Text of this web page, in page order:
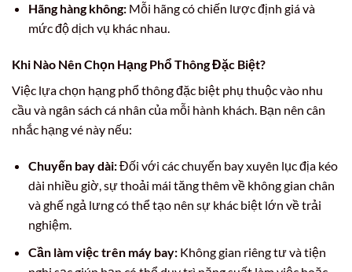
Hãng hàng không:Mỗi hãng có chiến lược định giá và
mức độ dịch vụ khác nhau.
Khi Nào Nên Chọn Hạng Phổ Thông Đặc Biệt?
Việc lựa chọn hạng phổ thông đặc biệt phụ thuộc vào nhu
cầu và ngân sách cá nhân của mỗi hành khách. Bạn nên cân
nhắc hạng vé này nếu:
Chuyến bay dài:Đối với các chuyến bay xuyên lục địa kéo
dài nhiều giờ, sự thoải mái tăng thêm về không gian chân
và ghế ngả lưng có thể tạo nên sự khác biệt lớn về trải
nghiệm.
Cần làm việc trên máy bay:Không gian riêng tư và tiện